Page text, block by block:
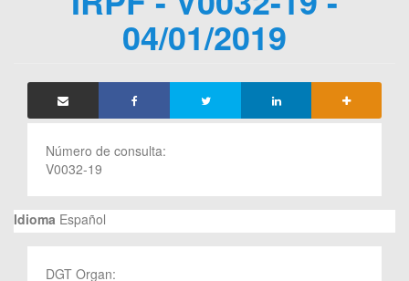
04/01/2019
Número de consulta:
V0032-19
Idioma Español
DGT Organ: